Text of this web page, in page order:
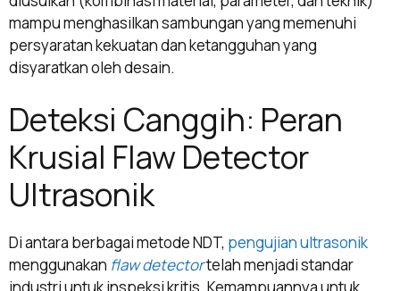
mampu menghasilkan sambungan yang memenuhi
persyaratan kekuatan dan ketangguhan yang
disyaratkan oleh desain.
Deteksi Canggih: Peran
Krusial Flaw Detector
Ultrasonik
Di antara berbagai metode NDT, pengujian ultrasonik
menggunakan flaw detectortelah menjadi standar